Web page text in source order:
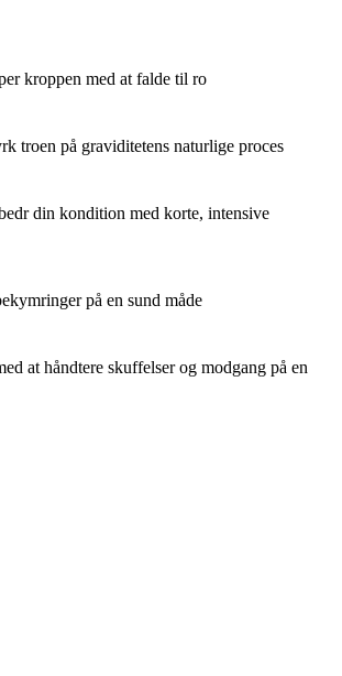
kroppen med at falde til ro
troen på graviditetens naturlige proces
din kondition med korte, intensive
på en sund måde
at håndtere skuffelser og modgang på en